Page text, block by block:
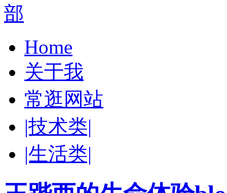
Home
关于我
常逛网站
|技术类|
|生活类|